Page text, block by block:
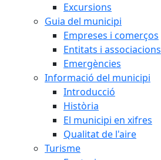
Excursions
Guia del municipi
Empreses i comerços
Entitats i associacions
Emergències
Informació del municipi
Introducció
Història
El municipi en xifres
Qualitat de l'aire
Turisme